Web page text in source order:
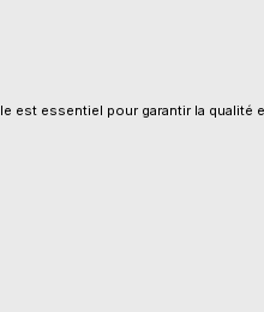
est essentiel pour garantir la qualité